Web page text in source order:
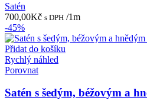
Satén
700,00Kč s DPH /1m
-45%
Přidat do košíku
Rychlý náhled
Porovnat
Satén s šedým, béžovým a